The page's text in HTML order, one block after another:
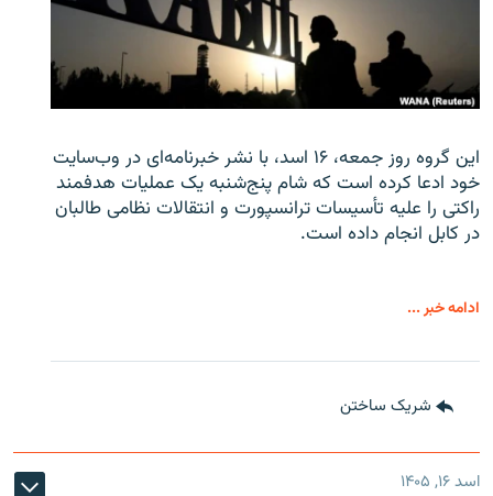
این گروه روز جمعه، ۱۶ اسد، با نشر خبرنامه‌ای در وب‌سایت
خود ادعا کرده است که شام پنج‌شنبه یک عملیات هدفمند
راکتی را علیه تأسیسات ترانسپورت و انتقالات نظامی طالبان
در کابل انجام داده است.
ادامه خبر ...
شریک ساختن
اسد ۱۶, ۱۴۰۵